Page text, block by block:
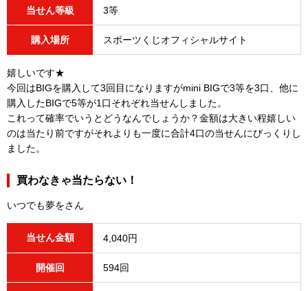
当せん等級 3等
購入場所 スポーツくじオフィシャルサイト
嬉しいです★
今回はBIGを購入して3回目になりますがmini BIGで3等を3口、他に
購入したBIGで5等が1口それぞれ当せんしました。
これって確率でいうとどうなんでしょうか？金額は大きい程嬉しい
のは当たり前ですがそれよりも一度に合計4口の当せんにびっくりし
ました。
買わなきゃ当たらない！
いつでも夢をさん
当せん金額 4,040円
開催回 594回